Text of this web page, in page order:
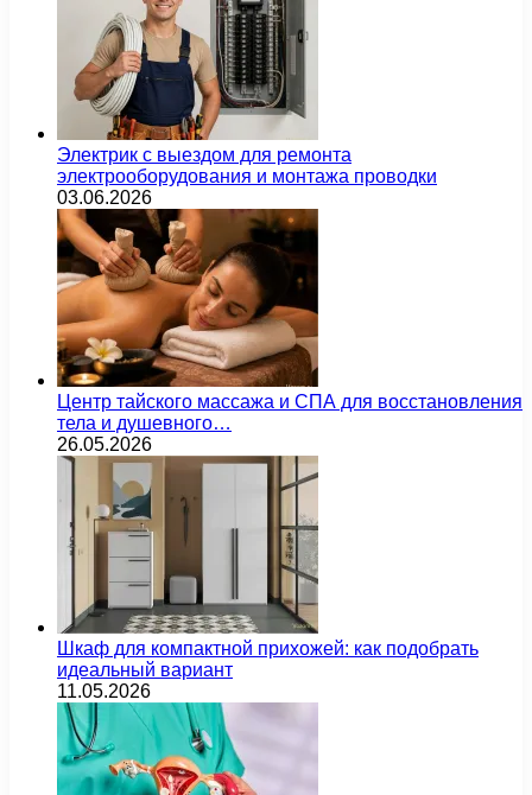
Электрик с выездом для ремонта
электрооборудования и монтажа проводки
03.06.2026
Центр тайского массажа и СПА для восстановления
тела и душевного…
26.05.2026
Шкаф для компактной прихожей: как подобрать
идеальный вариант
11.05.2026